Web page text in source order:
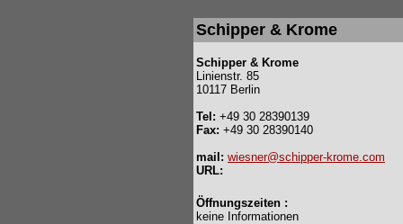
Schipper & Krome
Schipper & Krome
Linienstr. 85
10117 Berlin
Tel: +49 30 28390139
Fax: +49 30 28390140
mail: wiesner@schipper-krome.com
URL:
Öffnungszeiten :
keine Informationen